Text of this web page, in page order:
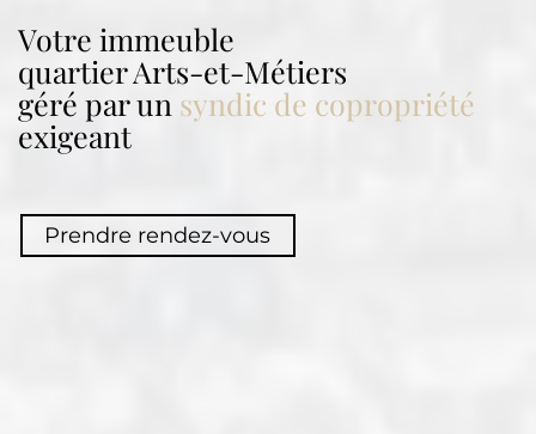
Votre immeuble
quartierArts-et-Métiers
géré par un syndic de copropriété
exigeant
Prendre rendez-vous